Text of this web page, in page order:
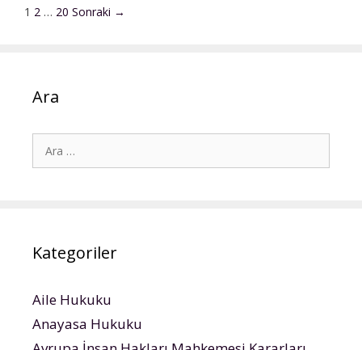
Yazı
1 2 … 20 Sonraki →
Ara
Kategoriler
Aile Hukuku
Anayasa Hukuku